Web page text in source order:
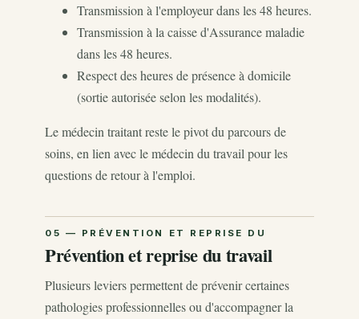
Transmission à l'employeur dans les 48 heures.
Transmission à la caisse d'Assurance maladie
dans les 48 heures.
Respect des heures de présence à domicile
(sortie autorisée selon les modalités).
Le médecin traitant reste le pivot du parcours de
soins, en lien avec le médecin du travail pour les
questions de retour à l'emploi.
Prévention et reprise du travail
Plusieurs leviers permettent de prévenir certaines
pathologies professionnelles ou d'accompagner la